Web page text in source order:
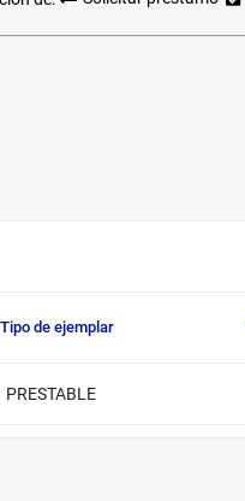
Tipo de ejemplar
PRESTABLE